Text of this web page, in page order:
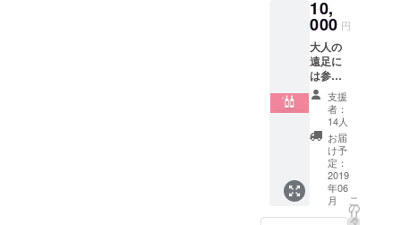
ミュニティ
を作り出そ
うという考
え方を発信
して来た
所、栃木県
足利市の方
達からぜひ
足利を盛り
上げるため
に一緒に
インは
自然条
件によ
り製造
量や品
質が変
わりや
すいの
為、出
荷時期
の変更
や同等
品での
対応と
なる場
さんい
ただき
まし
て、ワ
インが
飲めな
い方に
は最高
級のぶ
どう
ジュー
スを用
意しま
した。
10,
000 円
大人の
遠足に
は参加
できな
いけど
ワイン
をたく
さん飲
んで支
援した
いとい
う方の
ため
支援
者：
14人
お届
け予
定：
2019
年06
月
こ
の
リ